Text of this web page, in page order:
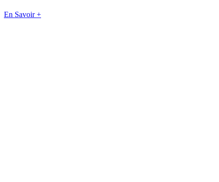
En Savoir +